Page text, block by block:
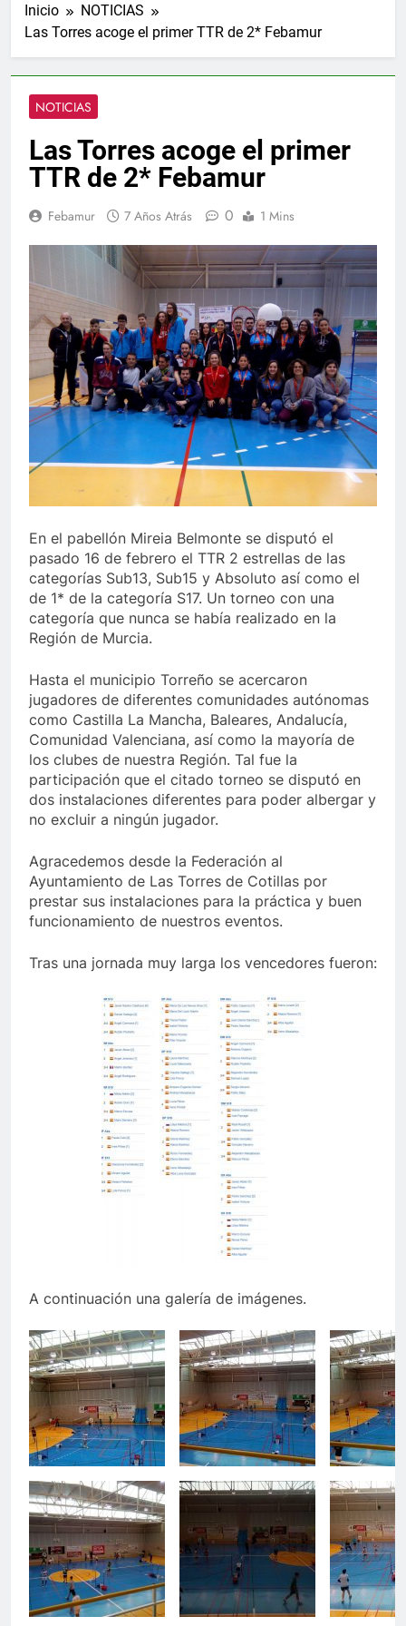
Inicio
NOTICIAS
Las Torres acoge el primer TTR de 2* Febamur
NOTICIAS
Las Torres acoge el primer
TTR de 2* Febamur
Febamur 7 Años Atrás 0 1 Mins
En el pabellón Mireia Belmonte se disputó el
pasado 16 de febrero el TTR 2 estrellas de las
categorías Sub13, Sub15 y Absoluto así como el
de 1* de la categoría S17. Un torneo con una
categoría que nunca se había realizado en la
Región de Murcia.
Hasta el municipio Torreño se acercaron
jugadores de diferentes comunidades autónomas
como Castilla La Mancha, Baleares, Andalucía,
Comunidad Valenciana, así como la mayoría de
los clubes de nuestra Región. Tal fue la
participación que el citado torneo se disputó en
dos instalaciones diferentes para poder albergar y
no excluir a ningún jugador.
Agracedemos desde la Federación al
Ayuntamiento de Las Torres de Cotillas por
prestar sus instalaciones para la práctica y buen
funcionamiento de nuestros eventos.
Tras una jornada muy larga los vencedores fueron:
A continuación una galería de imágenes.